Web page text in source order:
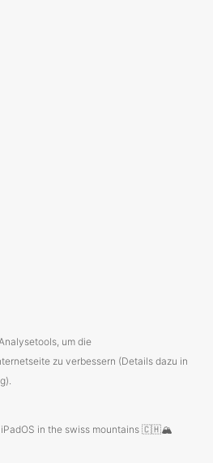
um die
zu verbessern (Details dazu in
in the swiss mountains 🇨🇭🏔